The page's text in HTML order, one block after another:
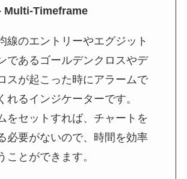
Multi-Timeframe
線のエントリーやエグジット
であるゴールデンクロスやデ
スが起こった時にアラームで
れるインジケーターです。
をセットすれば、チャートを
必要がないので、時間を効率
ことができます。